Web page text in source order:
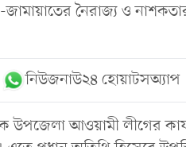
জামায়াতের নৈরাজ্য ও
নিউজনাউ২৪ হোয়াটসঅ্যাপ
আওয়ামী লীগের